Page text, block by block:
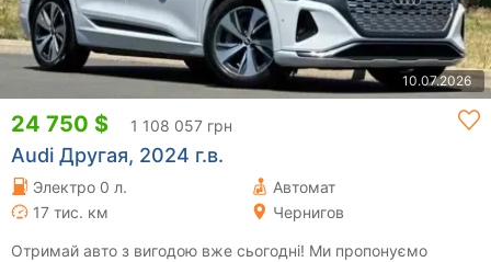
10.07.2026
24 750 $ 1 108 057 грн
Audi Другая, 2024 г.в.
Электро 0 л.
Автомат
17 тис. км
Чернигов
Отримай авто з вигодою вже сьогодні! Ми пропонуємо